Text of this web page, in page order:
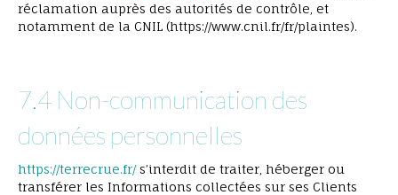
réclamation auprès des autorités de contrôle, et
notamment de la CNIL (https://www.cnil.fr/fr/plaintes).
7.4 Non-communication des
données personnelles
https://terrecrue.fr/s’interdit de traiter, héberger ou
transférer les Informations collectées sur ses Clients